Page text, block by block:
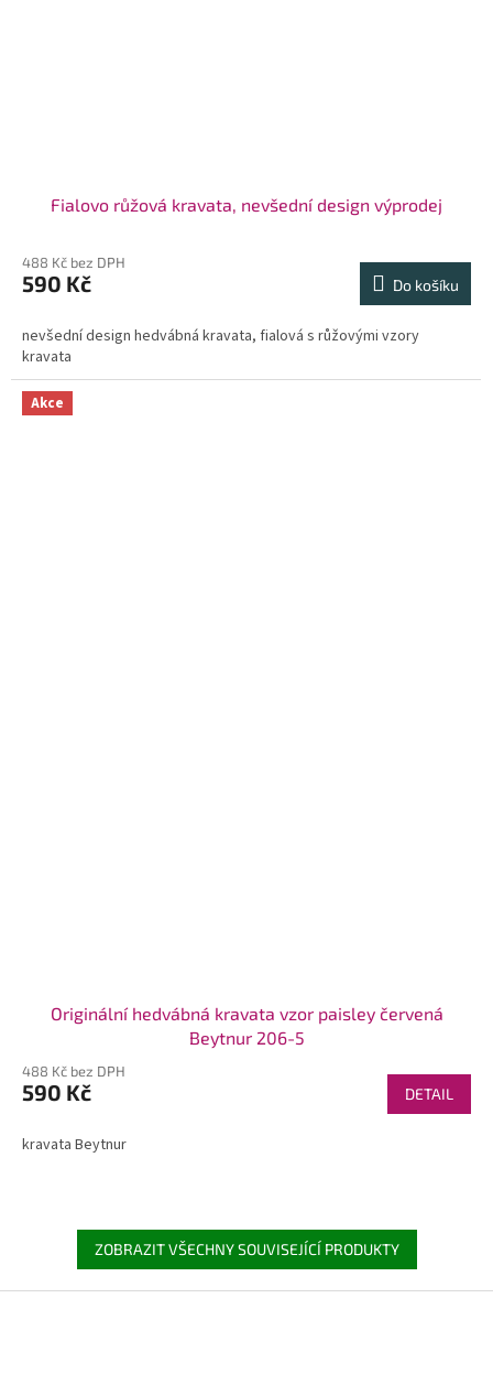
Fialovo růžová kravata, nevšední design výprodej
488 Kč bez DPH
590 Kč Do košíku
nevšední design hedvábná kravata, fialová s růžovými vzory
kravata
Akce
Originální hedvábná kravata vzor paisley červená
Beytnur 206-5
488 Kč bez DPH
590 Kč DETAIL
kravata Beytnur
ZOBRAZIT VŠECHNY SOUVISEJÍCÍ PRODUKTY